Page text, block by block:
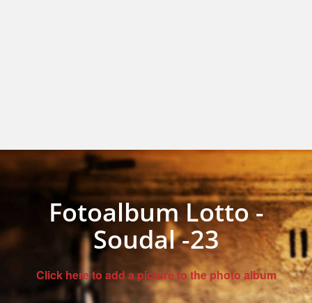
Fotoalbum Lotto -
Soudal -23
Click here to add a picture to the photo album